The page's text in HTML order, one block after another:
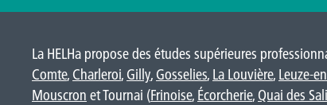
La HELHa propose des études supérieures
Comte, Charleroi, Gilly, Gosselies, La Louvière, Leuze-
Mouscron et Tournai (Frinoise, Écorcherie, Quai des